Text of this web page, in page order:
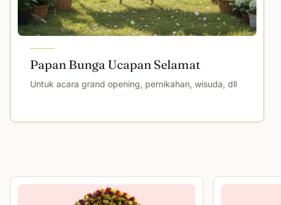
Papan Bunga Ucapan Selamat
Untuk acara grand opening, pernikahan, wisuda, dll